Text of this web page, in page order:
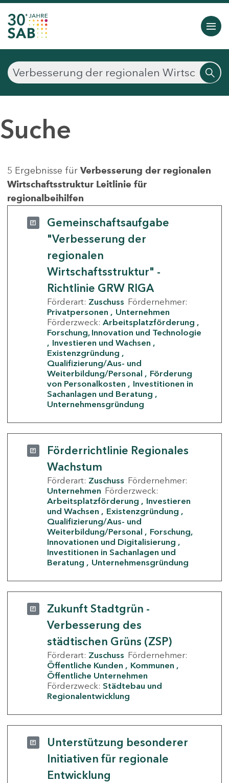
Suche
5 Ergebnisse für Verbesserung der regionalen
Wirtschaftsstruktur Leitlinie für
regionalbeihilfen
Gemeinschaftsaufgabe
"Verbesserung der
regionalen
Wirtschaftsstruktur" -
Richtlinie GRW RIGA
Förderart: Zuschuss Fördernehmer:
Privatpersonen
Unternehmen
Förderzweck: Arbeitsplatzförderung
Forschung, Innovation und Technologie
Investieren und Wachsen
Existenzgründung
Qualifizierung/Aus- und
Weiterbildung/Personal
Förderung
von Personalkosten
Investitionen in
Sachanlagen und Beratung
Unternehmensgründung
Förderrichtlinie Regionales
Wachstum
Förderart: Zuschuss Fördernehmer:
Unternehmen Förderzweck:
Arbeitsplatzförderung
Investieren
und Wachsen
Existenzgründung
Qualifizierung/Aus- und
Weiterbildung/Personal
Forschung,
Innovationen und Digitalisierung
Investitionen in Sachanlagen und
Beratung
Unternehmensgründung
Zukunft Stadtgrün -
Verbesserung des
städtischen Grüns (ZSP)
Förderart: Zuschuss Fördernehmer:
Öffentliche Kunden
Kommunen
Öffentliche Unternehmen
Förderzweck: Städtebau und
Regionalentwicklung
Unterstützung besonderer
Initiativen für regionale
Entwicklung